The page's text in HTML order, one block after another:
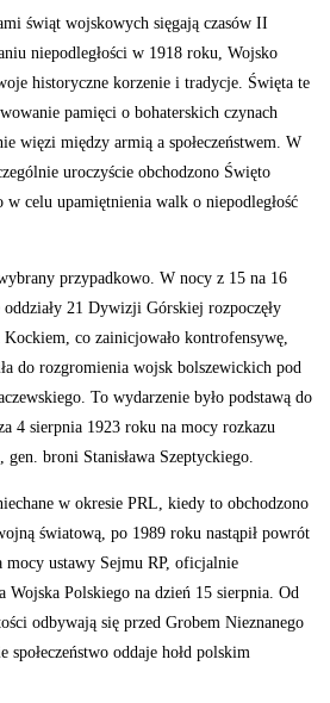
świąt wojskowych sięgają czasów II
niepodległości w 1918 roku, Wojsko
historyczne korzenie i tradycje. Święta te
pamięci o bohaterskich czynach
więzi między armią a społeczeństwem. W
uroczyście obchodzono Święto
w celu upamiętnienia walk o niepodległość
przypadkowo. W nocy z 15 na 16
21 Dywizji Górskiej rozpoczęły
co zainicjowało kontrofensywę,
do rozgromienia wojsk bolszewickich pod
To wydarzenie było podstawą do
4 sierpnia 1923 roku na mocy rozkazu
broni Stanisława Szeptyckiego.
w okresie PRL, kiedy to obchodzono
światową, po 1989 roku nastąpił powrót
ustawy Sejmu RP, oficjalnie
Wojska Polskiego na dzień 15 sierpnia. Od
odbywają się przed Grobem Nieznanego
społeczeństwo oddaje hołd polskim